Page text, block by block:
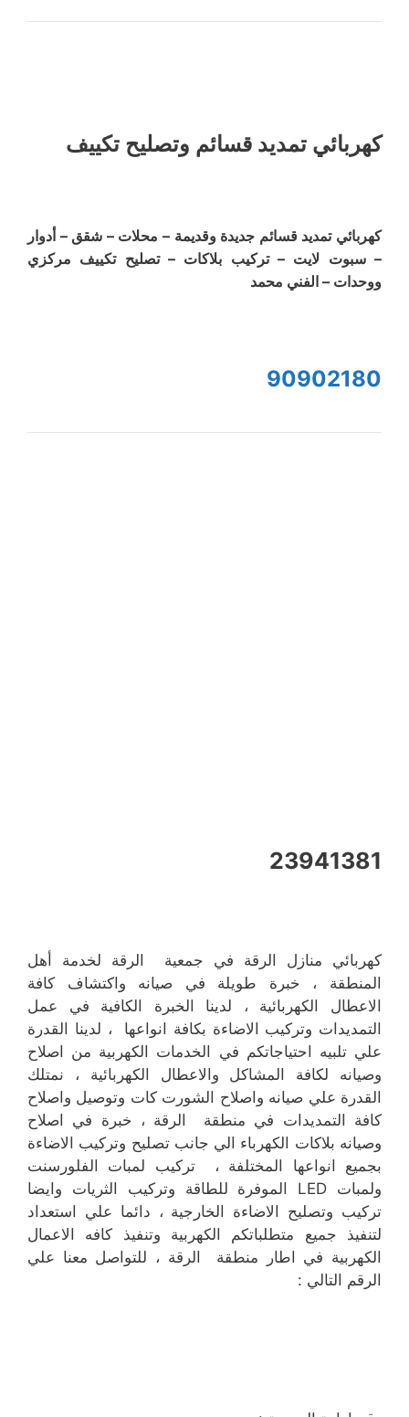
كهربائي تمديد قسائم وتصليح تكييف
كهربائي تمديد قسائم جديدة وقديمة – محلات – شقق – أدوار
– سبوت لايت – تركيب بلاكات – تصليح تكييف مركزي
ووحدات – الفني محمد
90902180
23941381
كهربائي منازل الرقة في جمعية الرقة لخدمة أهل
المنطقة ، خبرة طويلة في صيانه واكتشاف كافة
الاعطال الكهربائية ، لدينا الخبرة الكافية في عمل
التمديدات وتركيب الاضاءة بكافة انواعها ، لدينا القدرة
علي تلبيه احتياجاتكم في الخدمات الكهربية من اصلاح
وصيانه لكافة المشاكل والاعطال الكهربائية ، نمتلك
القدرة علي صيانه واصلاح الشورت كات وتوصيل واصلاح
كافة التمديدات في منطقة الرقة ، خبرة في اصلاح
وصيانه بلاكات الكهرباء الي جانب تصليح وتركيب الاضاءة
بجميع انواعها المختلفة ، تركيب لمبات الفلورسنت
ولمبات LED الموفرة للطاقة وتركيب الثريات وايضا
تركيب وتصليح الاضاءة الخارجية ، دائما علي استعداد
لتنفيذ جميع متطلباتكم الكهربية وتنفيذ كافه الاعمال
الكهربية في اطار منطقة الرقة ، للتواصل معنا علي
الرقم التالي :